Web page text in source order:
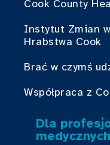
Cook County
Instytut Zmian
Hrabstwa Cook
Brać w czymś
Współpraca z
Dla
medycznych